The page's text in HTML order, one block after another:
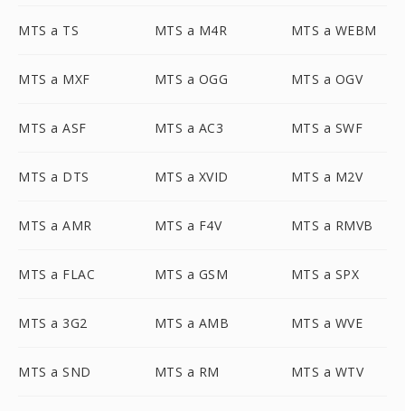
MTS a TS MTS a M4R MTS a WEBM
MTS a MXF MTS a OGG MTS a OGV
MTS a ASF MTS a AC3 MTS a SWF
MTS a DTS MTS a XVID MTS a M2V
MTS a AMR MTS a F4V MTS a RMVB
MTS a FLAC MTS a GSM MTS a SPX
MTS a 3G2 MTS a AMB MTS a WVE
MTS a SND MTS a RM MTS a WTV